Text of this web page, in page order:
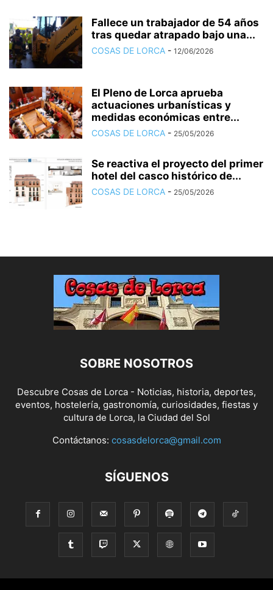
Fallece un trabajador de 54 años
tras quedar atrapado bajo una...
COSAS DE LORCA - 12/06/2026
El Pleno de Lorca aprueba
actuaciones urbanísticas y
medidas económicas entre...
COSAS DE LORCA - 25/05/2026
Se reactiva el proyecto del primer
hotel del casco histórico de...
COSAS DE LORCA - 25/05/2026
SOBRE NOSOTROS
Descubre Cosas de Lorca - Noticias, historia, deportes,
eventos, hostelería, gastronomía, curiosidades, fiestas y
cultura de Lorca, la Ciudad del Sol
Contáctanos: cosasdelorca@gmail.com
SÍGUENOS